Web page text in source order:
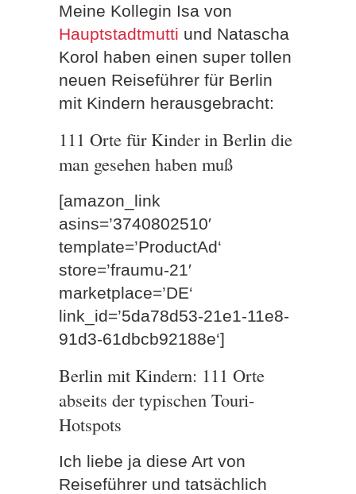
Meine Kollegin Isa von
Hauptstadtmutti und Natascha
Korol haben einen super tollen
neuen Reiseführer für Berlin
mit Kindern herausgebracht:
111 Orte für Kinder in Berlin die
man gesehen haben muß
[amazon_link
asins=’3740802510′
template=’ProductAd‘
store=’fraumu-21′
marketplace=’DE‘
link_id=’5da78d53-21e1-11e8-
91d3-61dbcb92188e‘]
Berlin mit Kindern: 111 Orte
abseits der typischen Touri-
Hotspots
Ich liebe ja diese Art von
Reiseführer und tatsächlich